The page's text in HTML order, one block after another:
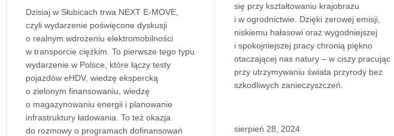
Dzisiaj w Słubicach trwa NEXT E-MOVE,
czyli wydarzenie poświęcone dyskusji
o realnym wdrożeniu elektromobilności
w transporcie ciężkim. To pierwsze tego typu
wydarzenie w Polsce, które łączy testy
pojazdów eHDV, wiedzę ekspercką
o zielonym finansowaniu, wiedzę
o magazynowaniu energii i planowanie
infrastruktury ładowania. To też okazja
do rozmowy o programach dofinansowań
się przy kształtowaniu krajobrazu
i w ogrodnictwie. Dzięki zerowej emisji,
niskiemu hałasowi oraz wygodniejszej
i spokojniejszej pracy chronią piękno
otaczającej nas natury – w ciszy pracując
przy utrzymywaniu świata przyrody bez
szkodliwych zanieczyszczeń.
sierpień 28, 2024